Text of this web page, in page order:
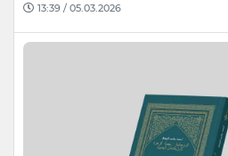
13:39 / 05.03.2026